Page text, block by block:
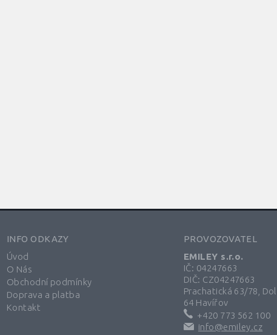
INFO ODKAZY
Úvod
O Nás
Obchodní podmínky
Doprava a platba
Kontakt
PROVOZOVATEL
EMILEY s.r.o.
IČ: 04247663
DIČ: CZ04247663
Prachatická 63/78,
64 Havířov
+420 773 562 100
info@emiley.cz